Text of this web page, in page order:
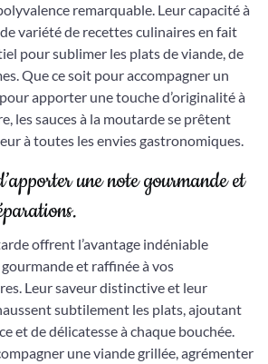
remarquable. Leur capacité à
variété de recettes culinaires en fait
pour sublimer les plats de viande, de
Que ce soit pour accompagner un
apporter une touche d’originalité à
les sauces à la moutarde se prêtent
à toutes les envies gastronomiques.
une note gourmande et
offrent l’avantage indéniable
et raffinée à vos
Leur saveur distinctive et leur
subtilement les plats, ajoutant
et de délicatesse à chaque bouchée.
une viande grillée, agrémenter